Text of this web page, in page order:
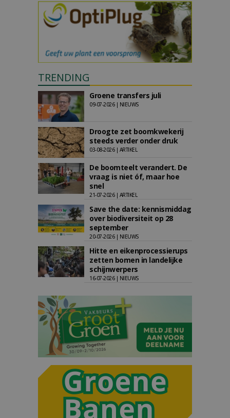
TRENDING
Groene transfers juli
09-07-2026 | NIEUWS
Droogte zet boomkwekerij
steeds verder onder druk
03-08-2026 | ARTIKEL
De boomteelt verandert. De
vraag is niet óf, maar hoe
snel
21-07-2026 | ARTIKEL
Save the date: kennismiddag
over biodiversiteit op 28
september
20-07-2026 | NIEUWS
Hitte en eikenprocessierups
zetten bomen in landelijke
schijnwerpers
16-07-2026 | NIEUWS